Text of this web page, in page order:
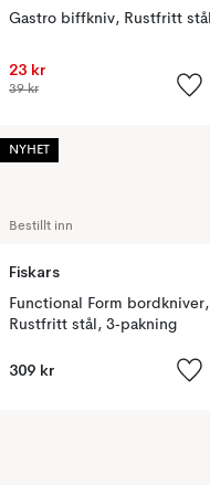
Gastro biffkniv, Rustfritt stål
23 kr
39 kr
Bestillt inn
Fiskars
Functional Form bordkniver,
Rustfritt stål, 3‑pakning
309 kr
NYHET